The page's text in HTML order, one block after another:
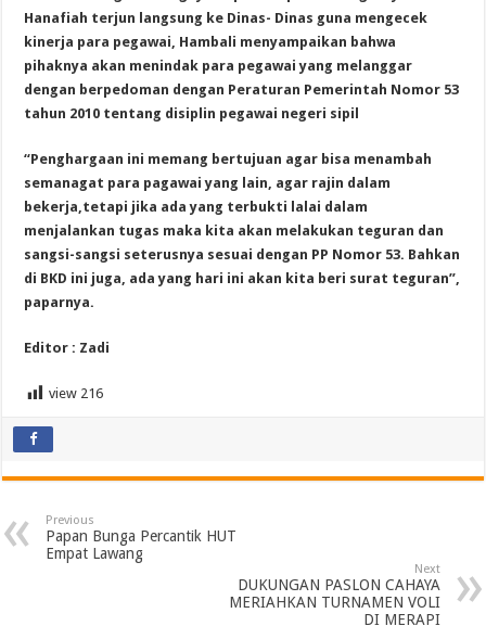
Hanafiah terjun langsung ke Dinas- Dinas guna mengecek
kinerja para pegawai, Hambali menyampaikan bahwa
pihaknya akan menindak para pegawai yang melanggar
dengan berpedoman dengan Peraturan Pemerintah Nomor 53
tahun 2010 tentang disiplin pegawai negeri sipil
“Penghargaan ini memang bertujuan agar bisa menambah
semanagat para pagawai yang lain, agar rajin dalam
bekerja,tetapi jika ada yang terbukti lalai dalam
menjalankan tugas maka kita akan melakukan teguran dan
sangsi-sangsi seterusnya sesuai dengan PP Nomor 53. Bahkan
di BKD ini juga, ada yang hari ini akan kita beri surat teguran”,
paparnya.
Editor : Zadi
view 216
Previous
Papan Bunga Percantik HUT
Empat Lawang
Next
DUKUNGAN PASLON CAHAYA
MERIAHKAN TURNAMEN VOLI
DI MERAPI